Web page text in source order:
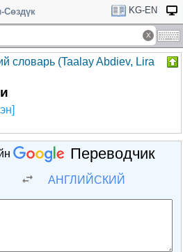
Сөздүк KG-EN
словарь (Taalay Abdiev, Lira
Переводчик
АНГЛИЙСКИЙ